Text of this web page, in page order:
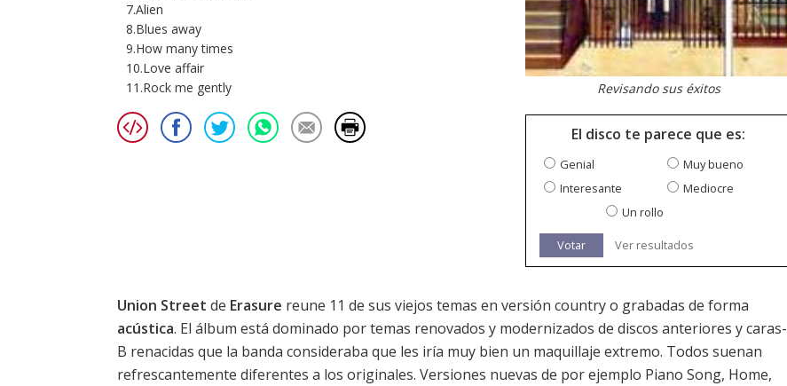
7.Alien
8.Blues away
9.How many times
10.Love affair
11.Rock me gently
Revisando sus éxitos
El disco te parece que es:
Genial
Muy bueno
Interesante
Mediocre
Un rollo
Votar Ver resultados
Union Street de Erasure reune 11 de sus viejos temas en versión country o grabadas de forma
acústica. El álbum está dominado por temas renovados y modernizados de discos anteriores y caras-
B renacidas que la banda consideraba que les iría muy bien un maquillaje extremo. Todos suenan
refrescantemente diferentes a los originales. Versiones nuevas de por ejemplo Piano Song, Home,